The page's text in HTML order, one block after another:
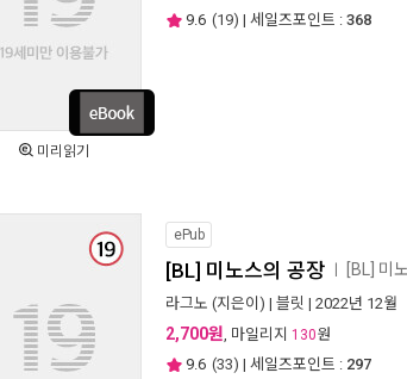
미리읽기
9.6 (19) | 세일즈포인트 : 368
ePub
[BL] 미노스의 공장 [BL] 미
라그노 (지은이) | 블릿 | 2022년 12월
2,700원, 마일리지 130원
9.6 (33) | 세일즈포인트 : 297